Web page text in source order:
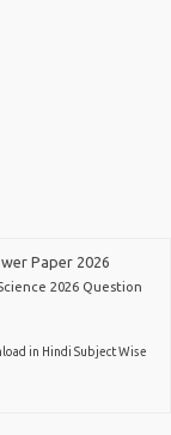
Paper 2026
2026 Question
in Hindi Subject Wise